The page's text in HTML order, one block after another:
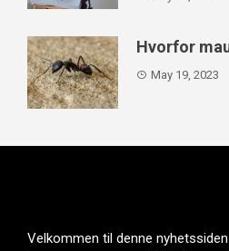
Hvorfor
May 19, 2023
Velkommen til denne